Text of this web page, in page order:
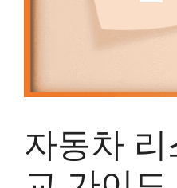
자동차 리